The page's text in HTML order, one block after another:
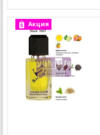
Акция